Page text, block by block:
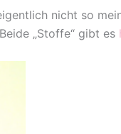
nicht so
„Stoffe“ gibt es